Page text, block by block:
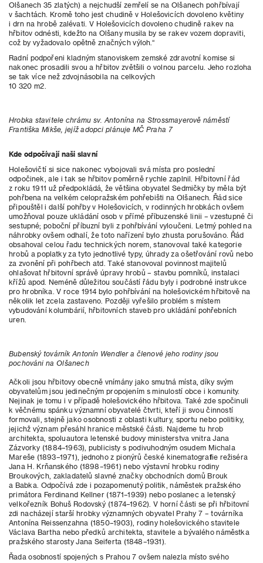
Olšanech 35 zlatých) a nejchudší zemřelí se na Olšanech pohřbívají
v šachtách. Kromě toho jest chudině v Holešovicích dovoleno květiny
i drn na hrobě zalévati. V Holešovicích dovoleno chudině rakev na
hřbitov odnésti, kdežto na Olšany musila by se rakev vozem dopraviti,
což by vyžadovalo opětně značných výloh.“
Radní podpořeni kladným stanoviskem zemské zdravotní komise si
nakonec prosadili svou a hřbitov zvětšili o volnou parcelu. Jeho rozloha
se tak více než zdvojnásobila na celkových
10 320 m2.
Hrobka stavitele chrámu sv. Antonína na Strossmayerově náměstí
Františka Mikše, jejíž adopci plánuje MČ Praha 7
Kde odpočívají naši slavní
Holešovičtí si sice nakonec vybojovali svá místa pro poslední
odpočinek, ale i tak se hřbitov poměrně rychle zaplnil. Hřbitovní řád
z roku 1911 už předpokládá, že většina obyvatel Sedmičky by měla být
pohřbena na velkém celopražském pohřebišti na Olšanech. Řád sice
připouštěl i další pohřby v Holešovicích, v rodinných hrobkách ovšem
umožňoval pouze ukládání osob v přímé příbuzenské linii – vzestupné či
sestupné; poboční příbuzní byli z pohřbívání vyloučeni. Letmý pohled na
náhrobky ovšem odhalí, že toto nařízení bylo zhusta porušováno. Řád
obsahoval celou řadu technických norem, stanovoval také kategorie
hrobů a poplatky za tyto jednotlivé typy, úhrady za ošetřování rovů nebo
za zvonění při pohřbech atd. Také stanovoval povinnost majitelů
ohlašovat hřbitovní správě úpravy hrobů – stavbu pomníků, instalaci
křížů apod. Neméně důležitou součástí řádu byly i podrobné instrukce
pro hrobníka. V roce 1914 bylo pohřbívání na holešovickém hřbitově na
několik let zcela zastaveno. Později vyřešilo problém s místem
vybudování kolumbárií, hřbitovních staveb pro ukládání pohřebních
uren.
Bubenský továrník Antonín Wendler a členové jeho rodiny jsou
pochováni na Olšanech
Ačkoli jsou hřbitovy obecně vnímány jako smutná místa, díky svým
obyvatelům jsou jedinečným propojením s minulostí obce i komunity.
Nejinak je tomu i v případě holešovického hřbitova. Také zde spočinuli
k věčnému spánku významní obyvatelé čtvrti, kteří ji svou činností
formovali, stejně jako osobnosti z oblasti kultury, sportu nebo politiky,
jejichž význam přesáhl hranice městské části. Najdeme tu hrob
architekta, spoluautora letenské budovy ministerstva vnitra Jana
Zázvorky (1884–1963), publicisty s podivuhodným osudem Michala
Mareše (1893–1971), jednoho z pionýrů české kinematografie režiséra
Jana H. Krňanského (1898–1961) nebo výstavní hrobku rodiny
Broukových, zakladatelů slavné značky obchodních domů Brouk
a Babka. Odpočívá zde i pozapomenutý politik, náměstek pražského
primátora Ferdinand Kellner (1871–1939) nebo poslanec a letenský
velkořezník Bohuš Rodovský (1874–1962). V horní části se při hřbitovní
zdi nacházejí starší hrobky významných obyvatel Prahy 7 – továrníka
Antonína Reissenzahna (1850–1903), rodiny holešovického stavitele
Václava Bartha nebo předků architekta, stavitele a bývalého náměstka
pražského starosty Jana Seiferta (1848–1931).
Řada osobností spojených s Prahou 7 ovšem nalezla místo svého